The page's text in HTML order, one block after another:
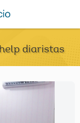
diaristas